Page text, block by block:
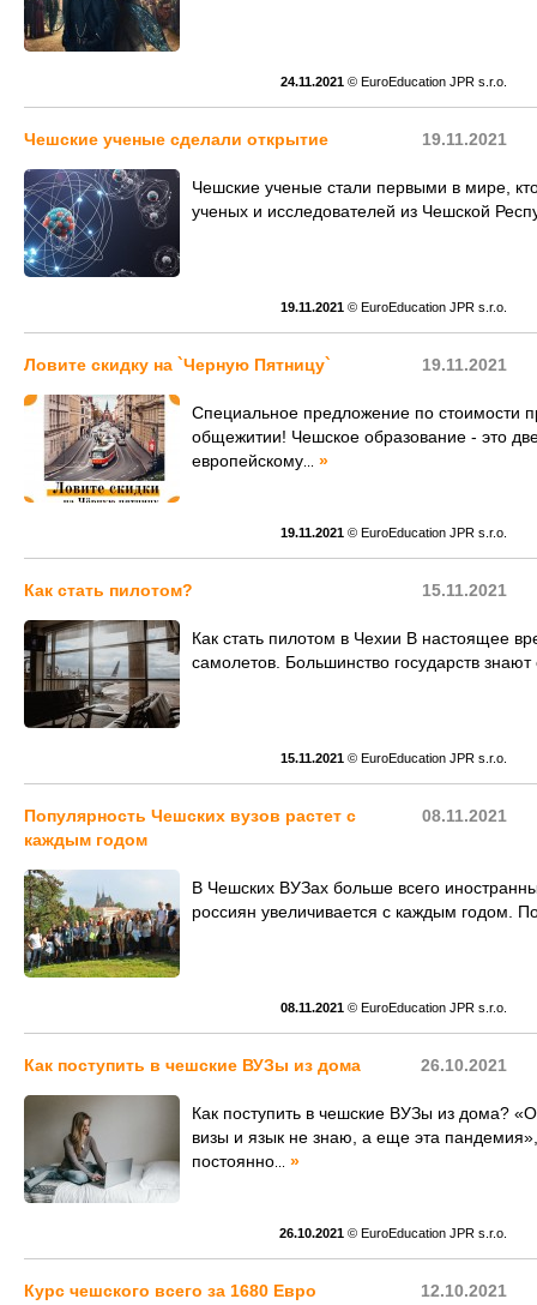
24.11.2021 © EuroEducation JPR s.r.o.
19.11.2021
Чешские ученые сделали открытие
Чешские ученые стали первыми в мире,
ученых и исследователей из Чешской
19.11.2021 © EuroEducation JPR s.r.o.
19.11.2021
Ловите скидку на `Черную Пятницу`
Специальное предложение по стоимости
общежитии! Чешское образование - это
европейскому
»
19.11.2021 © EuroEducation JPR s.r.o.
15.11.2021
Как стать пилотом?
Как стать пилотом в Чехии В настоящее
самолетов. Большинство государств
15.11.2021 © EuroEducation JPR s.r.o.
08.11.2021
Популярность Чешских вузов растет с
каждым годом
В Чешских ВУЗах больше всего
россиян увеличивается с каждым годом.
08.11.2021 © EuroEducation JPR s.r.o.
26.10.2021
Как поступить в чешские ВУЗы из дома
Как поступить в чешские ВУЗы из дома?
визы и язык не знаю, а еще эта
постоянно
»
26.10.2021 © EuroEducation JPR s.r.o.
12.10.2021
Курс чешского всего за 1680 Евро